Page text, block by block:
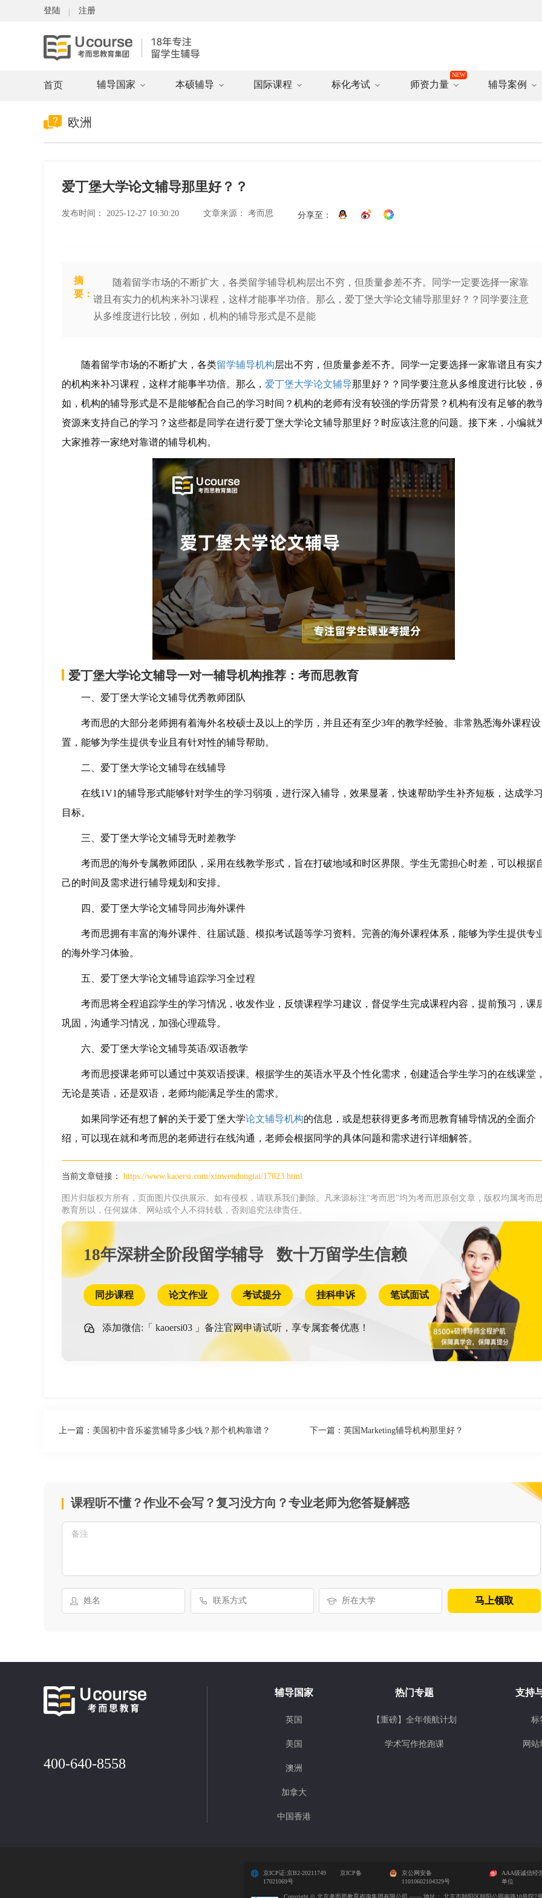
登陆 注册
首页 辅导国家 本硕辅导 国际课程 标化考试 师资力量 辅导案例
欧洲
爱丁堡大学论文辅导那里好？？
发布时间： 2025-12-27 10:30:20 文章来源： 考而思 分享至：
摘
要：
随着留学市场的不断扩大，各类留学辅导机构层出不穷，但质量参差不齐。同学一定要选择一家靠
谱且有实力的机构来补习课程，这样才能事半功倍。那么，爱丁堡大学论文辅导那里好？？同学要注意
从多维度进行比较，例如，机构的辅导形式是不是能
随着留学市场的不断扩大，各类留学辅导机构层出不穷，但质量参差不齐。同学一定要选择一家靠谱且有实
的机构来补习课程，这样才能事半功倍。那么， 爱丁堡大学论文辅导那里好？？同学要注意从多维度进行比较，
如，机构的辅导形式是不是能够配合自己的学习时间？机构的老师有没有较强的学历背景？机构有没有足够的教
资源来支持自己的学习？这些都是同学在进行爱丁堡大学论文辅导那里好？时应该注意的问题。接下来，小编就
大家推荐一家绝对靠谱的辅导机构。
爱丁堡大学论文辅导一对一辅导机构推荐：考而思教育
一、爱丁堡大学论文辅导优秀教师团队
考而思的大部分老师拥有着海外名校硕士及以上的学历，并且还有至少3年的教学经验。非常熟悉海外课程设
置，能够为学生提供专业且有针对性的辅导帮助。
二、爱丁堡大学论文辅导在线辅导
在线1V1的辅导形式能够针对学生的学习弱项，进行深入辅导，效果显著，快速帮助学生补齐短板，达成学
目标。
三、爱丁堡大学论文辅导无时差教学
考而思的海外专属教师团队，采用在线教学形式，旨在打破地域和时区界限。学生无需担心时差，可以根据
己的时间及需求进行辅导规划和安排。
四、爱丁堡大学论文辅导同步海外课件
考而思拥有丰富的海外课件、往届试题、模拟考试题等学习资料。完善的海外课程体系，能够为学生提供专
的海外学习体验。
五、爱丁堡大学论文辅导追踪学习全过程
考而思将全程追踪学生的学习情况，收发作业，反馈课程学习建议，督促学生完成课程内容，提前预习，课
巩固，沟通学习情况，加强心理疏导。
六、爱丁堡大学论文辅导英语/双语教学
考而思授课老师可以通过中英双语授课。根据学生的英语水平及个性化需求，创建适合学生学习的在线课堂
无论是英语，还是双语，老师均能满足学生的需求。
如果同学还有想了解的关于爱丁堡大学论文辅导机构的信息，或是想获得更多考而思教育辅导情况的全面介
绍，可以现在就和考而思的老师进行在线沟通，老师会根据同学的具体问题和需求进行详细解答。
当前文章链接： https://www.kaoersi.com/xinwendongtai/17023.html
图片归版权方所有，页面图片仅供展示。如有侵权，请联系我们删除。凡来源标注“考而思”均为考而思原创文章，版权均属考而
教育所以，任何媒体、网站或个人不得转载，否则追究法律责任。
18年深耕全阶段留学辅导 数十万留学生信赖
同步课程 论文作业 考试提分 挂科申诉 笔试面试
添加微信:「 kaoersi03 」备注官网申请试听，享专属套餐优惠！
上一篇： 美国初中音乐鉴赏辅导多少钱？那个机构靠谱？ 下一篇： 英国Marketing辅导机构那里好？
课程听不懂？作业不会写？复习没方向？专业老师为您答疑解惑
马上领取
400-640-8558
辅导国家
英国
美国
澳洲
加拿大
中国香港
热门专题
【重磅】全年领航计划
学术写作抢跑课
支持
标
网站
京ICP证:京B2-20211749
京ICP备
17021069号
京公网安备
11010602104329号
AAA级诚信经
单位
Copyright © 北京考而思教育咨询集团有限公司 —— 地址： 北京市朝阳区朝阳公园南路10号院7